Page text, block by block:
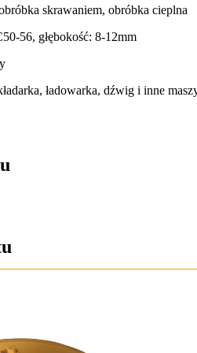
skrawaniem, obróbka cieplna
56, głębokość: 8-12mm
ładowarka, dźwig i inne